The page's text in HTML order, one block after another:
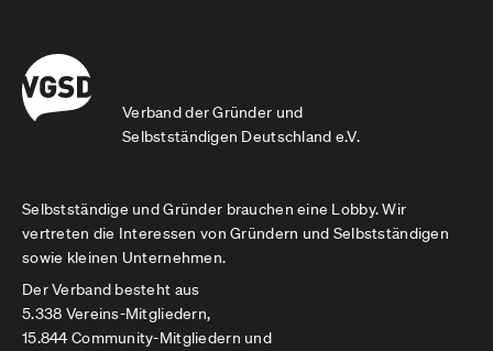
Verband der Gründer und
Selbstständigen Deutschland e.V.
Selbstständige und Gründer brauchen eine Lobby. Wir
vertreten die Interessen von Gründern und Selbstständigen
sowie kleinen Unternehmen.
Der Verband besteht aus
5.338 Vereins-Mitgliedern,
15.844 Community-Mitgliedern und